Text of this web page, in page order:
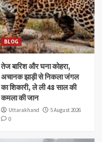
BLOG
तेज बारिश और घना कोहरा,
अचानक झाड़ी से निकला जंगल
का शिकारी, ले ली 48 साल की
कमला की जान
Uttarakhand
5 August 2026
0